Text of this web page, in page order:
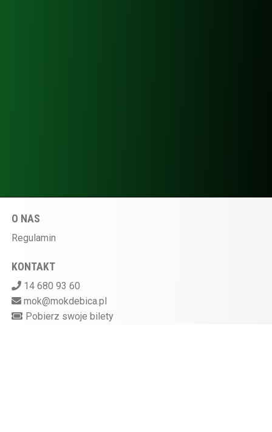
O NAS
Regulamin
KONTAKT
14 680 93 60
mok@mokdebica.pl
Pobierz swoje bilety